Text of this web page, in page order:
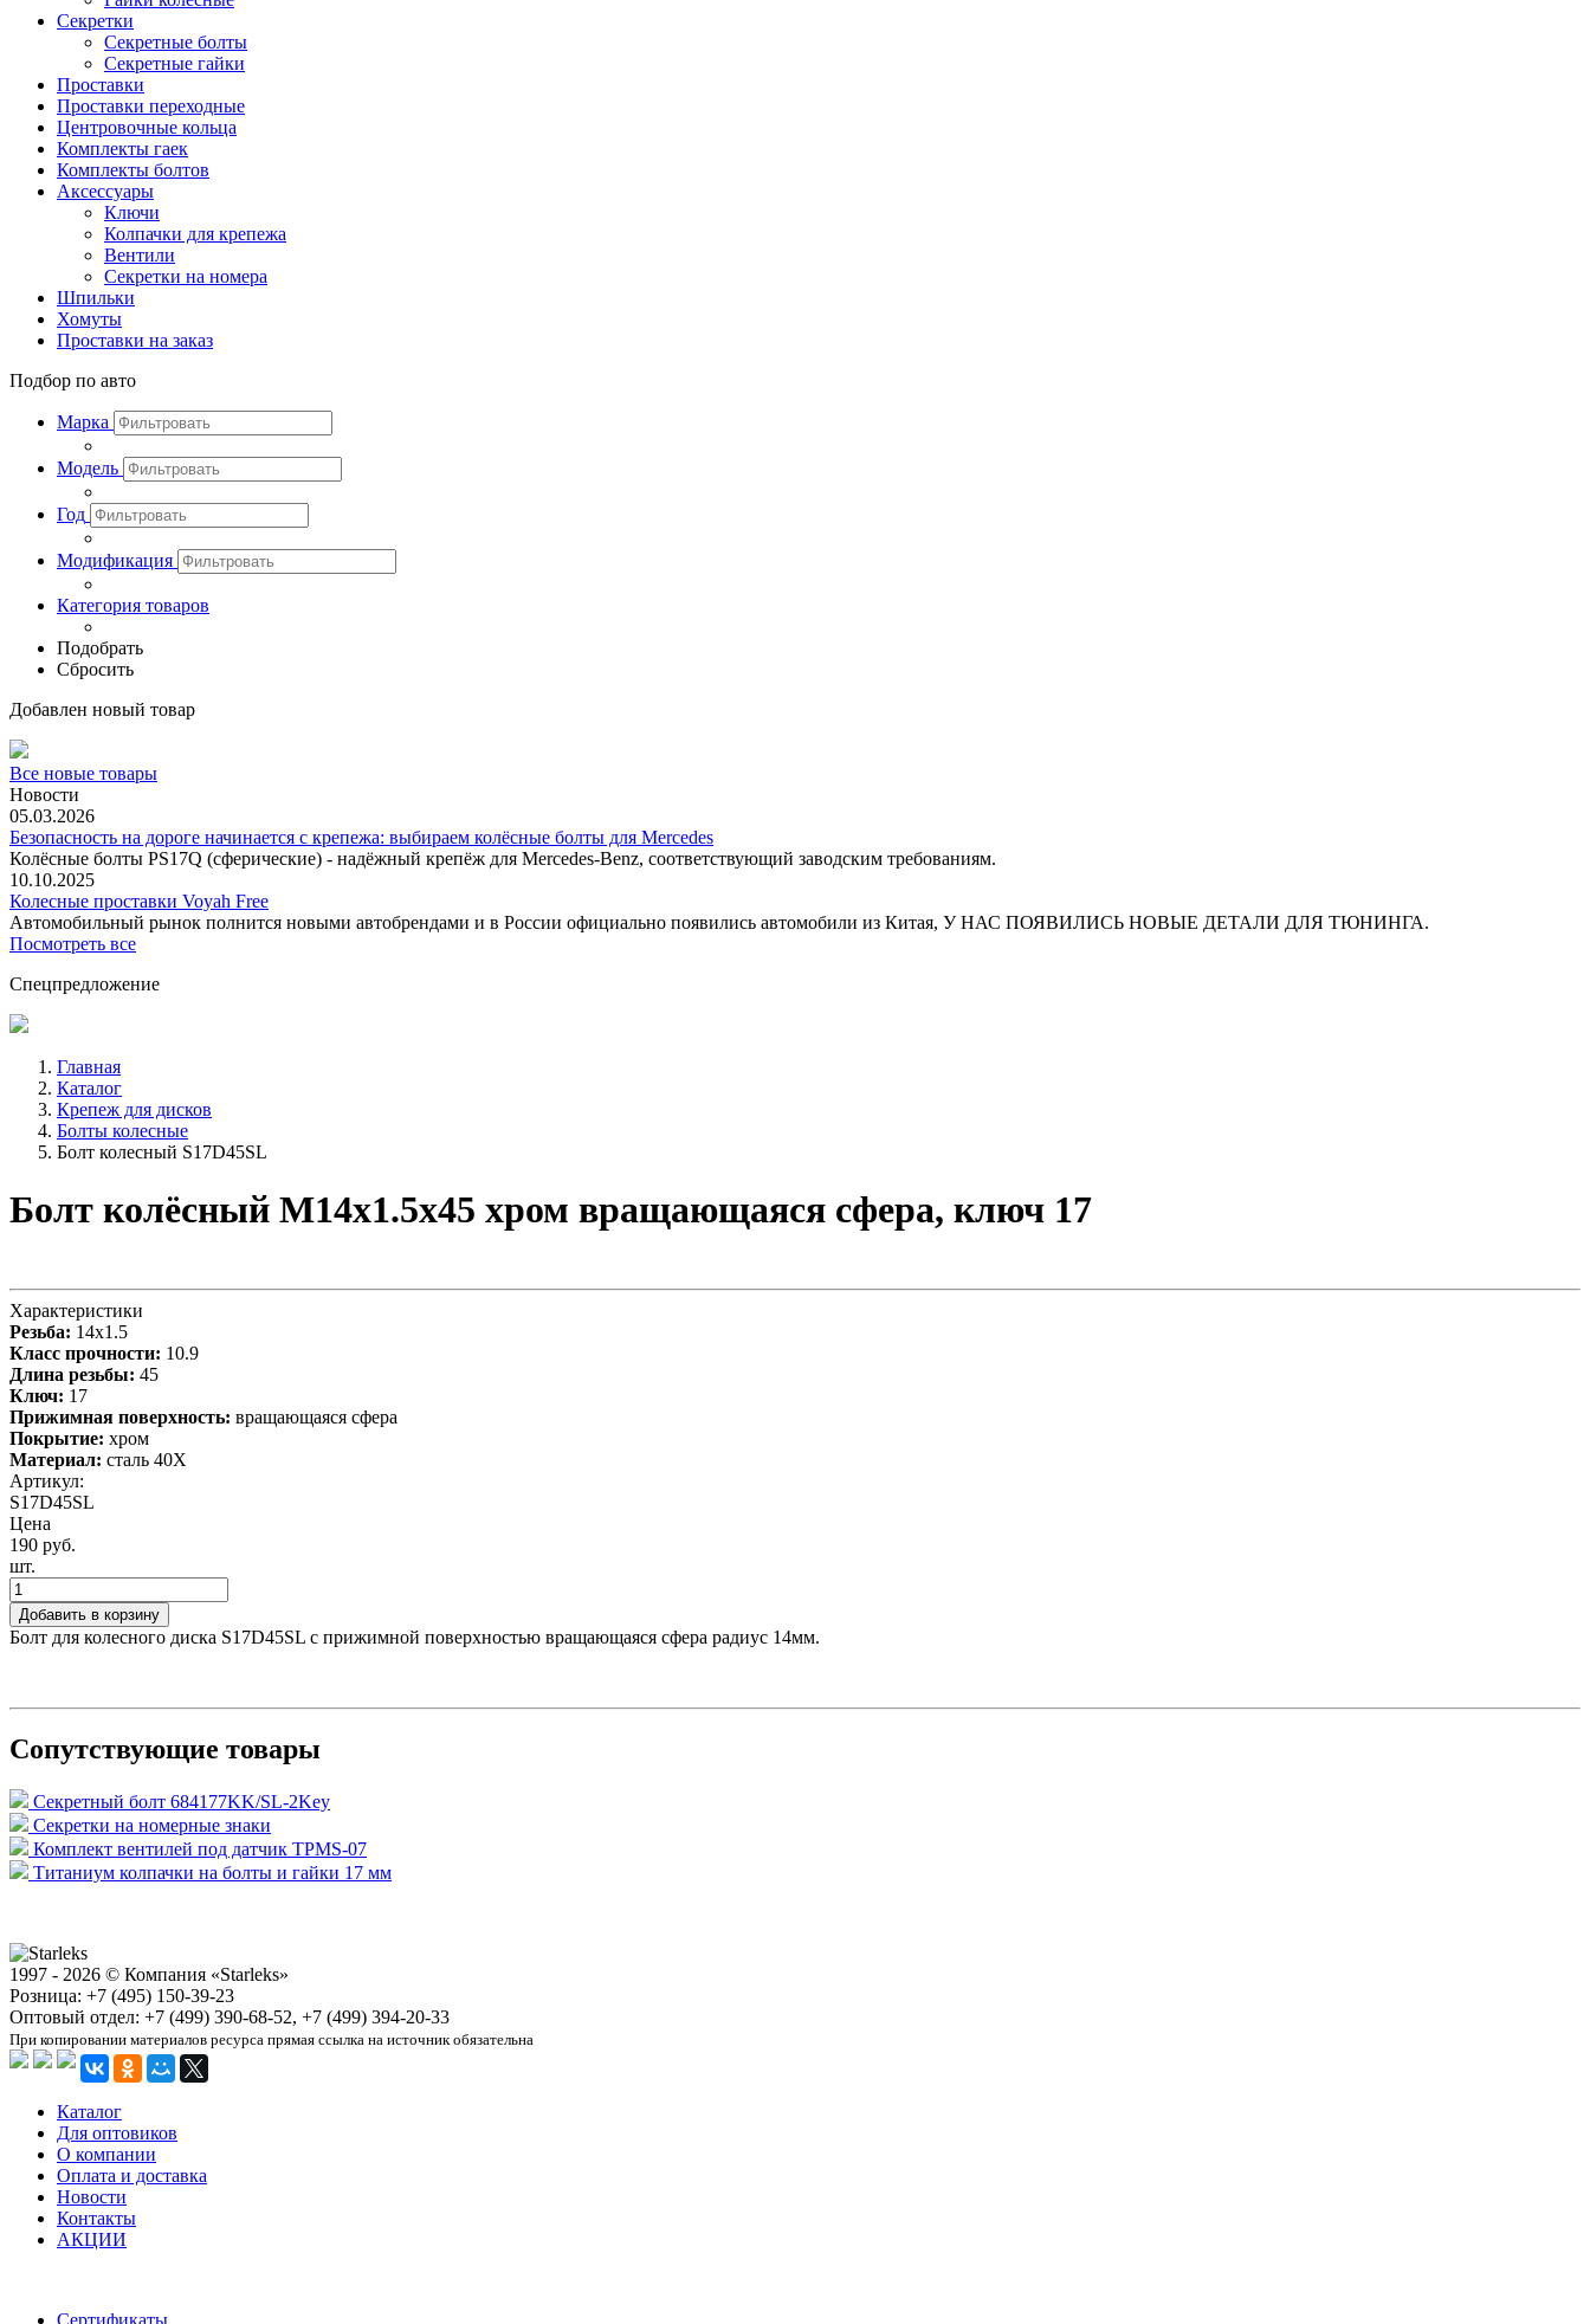
Секретки
Секретные болты
Секретные гайки
Проставки
Проставки переходные
Центровочные кольца
Комплекты гаек
Комплекты болтов
Аксессуары
Ключи
Колпачки для крепежа
Вентили
Секретки на номера
Шпильки
Хомуты
Проставки на заказ
Подбор по авто
Марка
Модель
Год
Модификация
Категория товаров
Подобрать
Сбросить
Добавлен новый товар
Все новые товары
Новости
05.03.2026
Безопасность на дороге начинается с крепежа: выбираем колёсные болты для Mercedes
Колёсные болты PS17Q (сферические) - надёжный крепёж для Mercedes‑Benz, соответствующий заводским требованиям.
10.10.2025
Колесные проставки Voyah Free
Автомобильный рынок полнится новыми автобрендами и в России официально появились автомобили из Китая, У НАС ПОЯВИЛИСЬ НОВЫЕ ДЕТАЛИ ДЛЯ ТЮНИНГА.
Посмотреть все
Спецпредложение
Главная
Каталог
Крепеж для дисков
Болты колесные
Болт колесный S17D45SL
Болт колёсный М14x1.5x45 хром вращающаяся сфера, ключ 17
Характеристики
Резьба: 14x1.5
Класс прочности: 10.9
Длина резьбы: 45
Ключ: 17
Прижимная поверхность: вращающаяся сфера
Покрытие: хром
Материал: сталь 40X
Артикул:
S17D45SL
Цена
190 руб.
шт.
Добавить в корзину
Болт для колесного диска S17D45SL с прижимной поверхностью вращающаяся сфера радиус 14мм.
Сопутствующие товары
Секретный болт 684177KK/SL-2Key
Секретки на номерные знаки
Комплект вентилей под датчик TPMS-07
Титаниум колпачки на болты и гайки 17 мм
1997 - 2026 © Компания «Starleks»
Розница: +7 (495) 150-39-23
Оптовый отдел: +7 (499) 390-68-52, +7 (499) 394-20-33
При копировании материалов ресурса прямая ссылка на источник обязательна
Каталог
Для оптовиков
О компании
Оплата и доставка
Новости
Контакты
АКЦИИ
Сертификаты